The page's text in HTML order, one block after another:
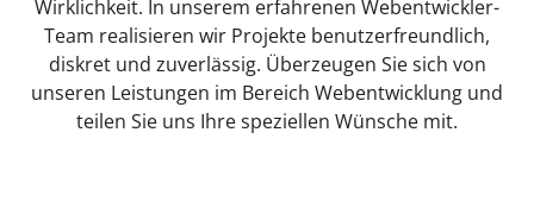
Wirklichkeit. In unserem erfahrenen Webentwickler-
Team realisieren wir Projekte benutzerfreundlich,
diskret und zuverlässig. Überzeugen Sie sich von
unseren Leistungen im Bereich Webentwicklung und
teilen Sie uns Ihre speziellen Wünsche mit.